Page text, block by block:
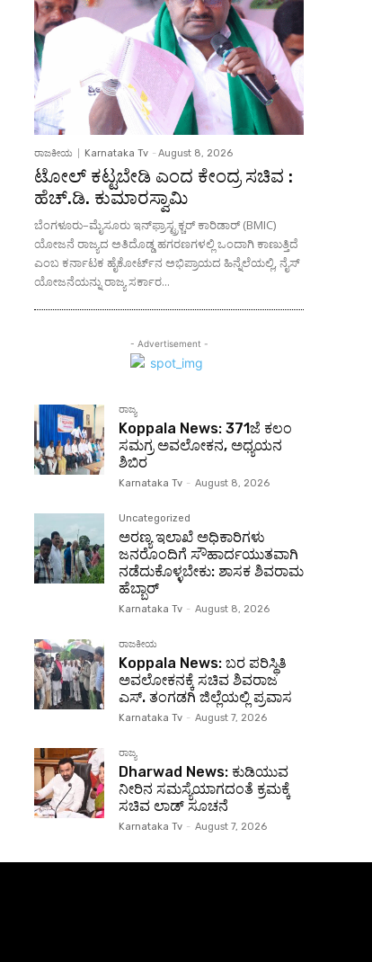
ರಾಜಕೀಯ Karnataka Tv - August 8, 2026
ಟೋಲ್ ಕಟ್ಟಬೇಡಿ ಎಂದ ಕೇಂದ್ರ ಸಚಿವ :
ಹೆಚ್.ಡಿ. ಕುಮಾರಸ್ವಾಮಿ
ಬೆಂಗಳೂರು–ಮೈಸೂರು ಇನ್‌ಫ್ರಾಸ್ಟ್ರಕ್ಚರ್ ಕಾರಿಡಾರ್ (BMIC)
ಯೋಜನೆ ರಾಜ್ಯದ ಅತಿದೊಡ್ಡ ಹಗರಣಗಳಲ್ಲಿ ಒಂದಾಗಿ ಕಾಣುತ್ತಿದೆ
ಎಂಬ ಕರ್ನಾಟಕ ಹೈಕೋರ್ಟ್‌ನ ಅಭಿಪ್ರಾಯದ ಹಿನ್ನೆಲೆಯಲ್ಲಿ, ನೈಸ್
ಯೋಜನೆಯನ್ನು ರಾಜ್ಯ ಸರ್ಕಾರ...
- Advertisement -
ರಾಜ್ಯ
Koppala News: 371ಜೆ ಕಲಂ
ಸಮಗ್ರ ಅವಲೋಕನ, ಅಧ್ಯಯನ
ಶಿಬಿರ
Karnataka Tv - August 8, 2026
Uncategorized
ಅರಣ್ಯ ಇಲಾಖೆ ಅಧಿಕಾರಿಗಳು
ಜನರೊಂದಿಗೆ ಸೌಹಾರ್ದಯುತವಾಗಿ
ನಡೆದುಕೊಳ್ಳಬೇಕು: ಶಾಸಕ ಶಿವರಾಮ
ಹೆಬ್ಬಾರ್
Karnataka Tv - August 8, 2026
ರಾಜಕೀಯ
Koppala News: ಬರ ಪರಿಸ್ಥಿತಿ
ಅವಲೋಕನಕ್ಕೆ ಸಚಿವ ಶಿವರಾಜ
ಎಸ್. ತಂಗಡಗಿ ಜಿಲ್ಲೆಯಲ್ಲಿ ಪ್ರವಾಸ
Karnataka Tv - August 7, 2026
ರಾಜ್ಯ
Dharwad News: ಕುಡಿಯುವ
ನೀರಿನ ಸಮಸ್ಯೆಯಾಗದಂತೆ ಕ್ರಮಕ್ಕೆ
ಸಚಿವ ಲಾಡ್ ಸೂಚನೆ
Karnataka Tv - August 7, 2026